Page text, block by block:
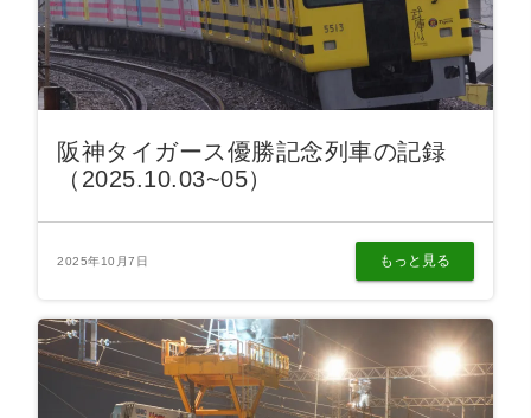
阪神タイガース優勝記念列車の記録
（2025.10.03~05）
2025年10月7日 もっと見る